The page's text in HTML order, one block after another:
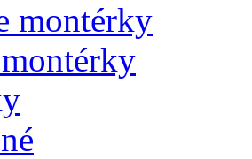
montérky